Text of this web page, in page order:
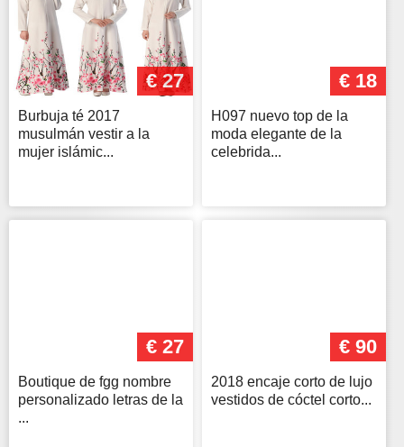
€ 27
Burbuja té 2017
musulmán vestir a la
mujer islámic...
€ 18
H097 nuevo top de la
moda elegante de la
celebrida...
€ 27
Boutique de fgg nombre
personalizado letras de la
...
€ 90
2018 encaje corto de lujo
vestidos de cóctel corto...